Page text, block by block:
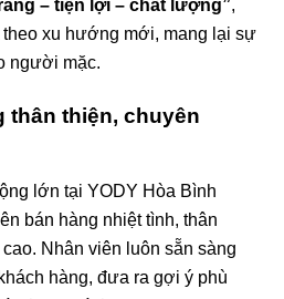
– tiện lợi – chất lượng”,
xu hướng mới, mang lại sự
người mặc.
thân thiện, chuyên
lớn tại YODY Hòa Bình
bán hàng nhiệt tình, thân
Nhân viên luôn sẵn sàng
hàng, đưa ra gợi ý phù